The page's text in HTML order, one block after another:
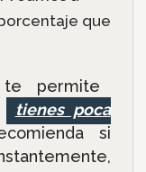
que
permite
tienes poca
si